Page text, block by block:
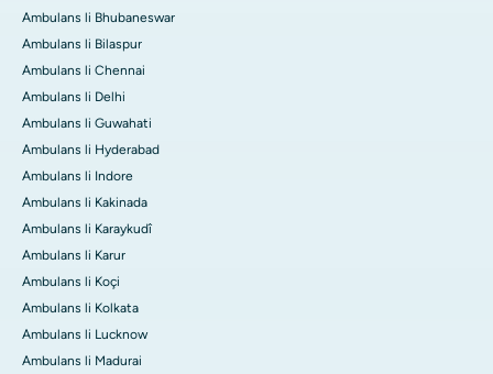
Ambulans li Bhubaneswar
Ambulans li Bilaspur
Ambulans li Chennai
Ambulans li Delhi
Ambulans li Guwahati
Ambulans li Hyderabad
Ambulans li Indore
Ambulans li Kakinada
Ambulans li Karaykudî
Ambulans li Karur
Ambulans li Koçi
Ambulans li Kolkata
Ambulans li Lucknow
Ambulans li Madurai